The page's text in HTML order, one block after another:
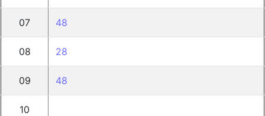
07 48
08 28
09 48
10